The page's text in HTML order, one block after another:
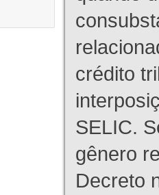
crédito
SELIC.
gênero
Decreto